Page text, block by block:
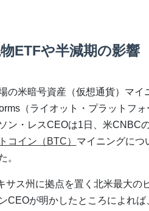
ETFや半減期の影響
の米暗号資産（仮想通貨）マイ
（ライオット・プラットフォ
ン・レスCEOは1日、米CNBC
コイン（BTC） マイニングにつ
。
サス州に拠点を置く北米最大の
CEOが明かしたところによれ